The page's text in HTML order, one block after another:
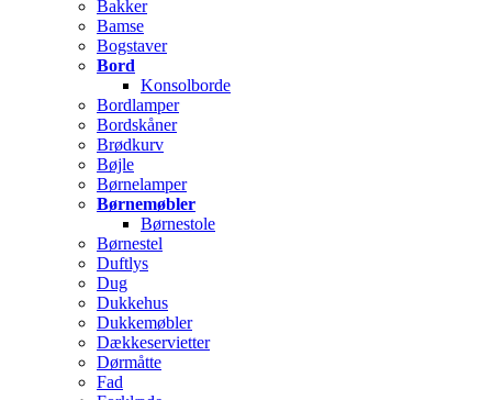
Bakker
Bamse
Bogstaver
Bord
Konsolborde
Bordlamper
Bordskåner
Brødkurv
Bøjle
Børnelamper
Børnemøbler
Børnestole
Børnestel
Duftlys
Dug
Dukkehus
Dukkemøbler
Dækkeservietter
Dørmåtte
Fad